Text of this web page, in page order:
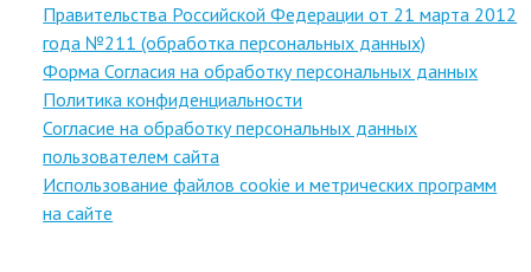
Правительства Российской Федерации от 21 марта 2012
года №211 (обработка персональных данных)
Форма Согласия на обработку персональных данных
Политика конфиденциальности
Согласие на обработку персональных данных
пользователем сайта
Использование файлов cookie и метрических программ
на сайте